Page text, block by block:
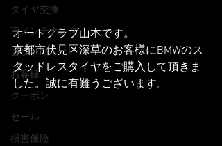
タイヤ交換
車メンテナンス
コンセプト
お客様
クーポン
セール
損害保険
オートクラブ山本です。
京都市伏見区深草のお客様にBMWのス
タッドレスタイヤをご購入して頂きま
した。誠に有難うございます。